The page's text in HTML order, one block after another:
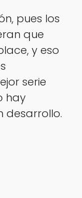
pues los
que
y eso
serie
hay
desarrollo.